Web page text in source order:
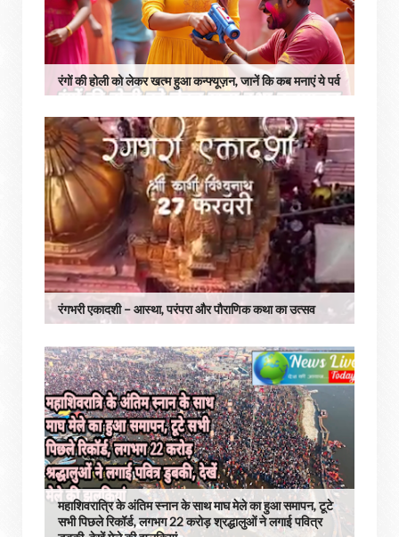
रंगों की होली को लेकर खत्म हुआ कन्फ्यूज़न, जानें कि कब मनाएं ये पर्व
रंगभरी एकादशी – आस्था, परंपरा और पौराणिक कथा का उत्सव
महाशिवरात्रि के अंतिम स्नान के साथ माघ मेले का हुआ समापन, टूटे
सभी पिछले रिकॉर्ड, लगभग 22 करोड़ श्रद्धालुओं ने लगाई पवित्र